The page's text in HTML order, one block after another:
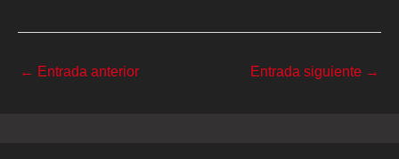
← Entrada anterior Entrada siguiente →